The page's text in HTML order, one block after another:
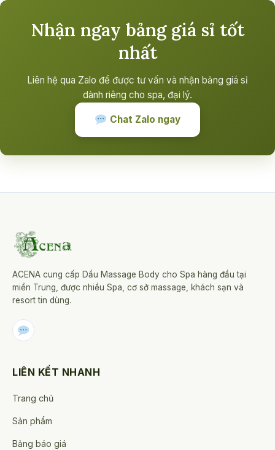
Nhận ngay bảng giá sỉ tốt
nhất
Liên hệ qua Zalo để được tư vấn và nhận bảng giá sỉ
dành riêng cho spa, đại lý.
Chat Zalo ngay
ACENA cung cấp Dầu Massage Body cho Spa hàng đầu tại
miền Trung, được nhiều Spa, cơ sở massage, khách sạn và
resort tin dùng.
LIÊN KẾT NHANH
Trang chủ
Sản phẩm
Bảng báo giá